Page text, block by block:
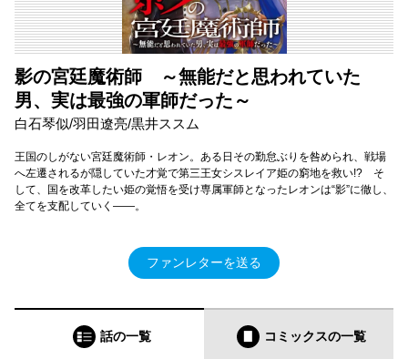
影の宮廷魔術師 ～無能だと思われていた
男、実は最強の軍師だった～
白石琴似/羽田遼亮/黒井ススム
王国のしがない宮廷魔術師・レオン。ある日その勤怠ぶりを咎められ、戦場
へ左遷されるが隠していた才覚で第三王女シスレイア姫の窮地を救い!? そ
して、国を改革したい姫の覚悟を受け専属軍師となったレオンは“影”に徹し、
全てを支配していく――。
ファンレターを送る
話の一覧 コミックスの一覧